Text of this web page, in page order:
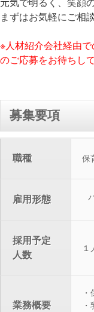
まずはお気軽にご相
※人材紹介会社経由
のご応募をお待ちし
募集要項
職種 保
雇用形態
採用予定
人数
１
業務概要